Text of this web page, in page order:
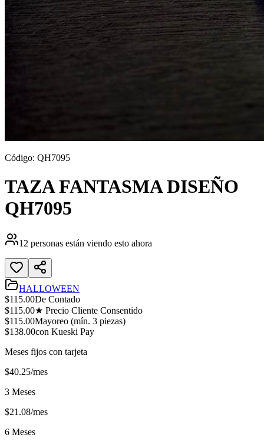
Código: QH7095
TAZA FANTASMA DISEÑO
QH7095
12 personas están viendo esto ahora
HALLOWEEN
$115.00De Contado
$115.00★ Precio Cliente Consentido
$115.00Mayoreo (mín. 3 piezas)
$138.00con Kueski Pay
Meses fijos con tarjeta
$40.25/mes
3 Meses
$21.08/mes
6 Meses